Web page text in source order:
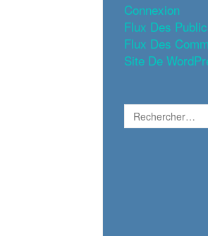
Connexion
Flux Des
Flux Des
Site De